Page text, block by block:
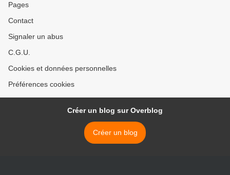
Pages
Contact
Signaler un abus
C.G.U.
Cookies et données personnelles
Préférences cookies
Créer un blog sur Overblog
Créer un blog